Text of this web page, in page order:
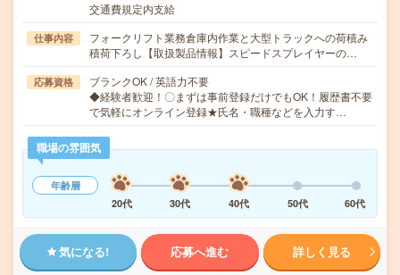
交通費規定内支給
仕事内容
フォークリフト業務倉庫内作業と大型トラックへの荷積み
積荷下ろし【取扱製品情報】スピードスプレイヤーの…
応募資格
ブランクOK / 英語力不要
◆経験者歓迎！〇まずは事前登録だけでもOK！履歴書不要
で気軽にオンライン登録★氏名・職種などを入力す…
職場の雰囲気
年齢層
20代
30代 40代 50代 60代
気になる! 応募へ進む 詳しく見る